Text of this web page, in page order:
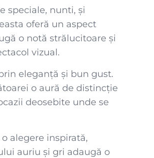
speciale, nunti, și
oferă un aspect
o notă strălucitoare și
vizual.
eleganță și bun gust.
o aură de distincție
deosebite unde se
alegere inspirată,
auriu și gri adaugă o